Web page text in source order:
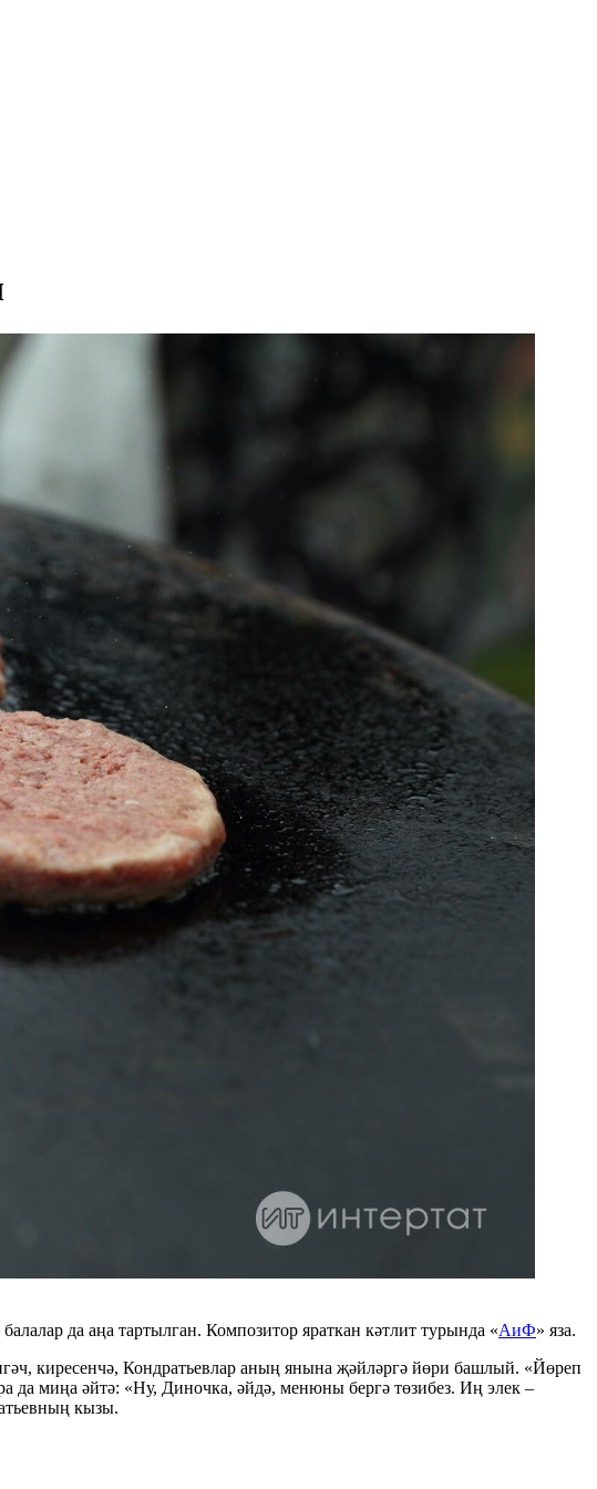
да аңа тартылган. Композитор яраткан кәтлит турында «АиФ» яза.
киресенчә, Кондратьевлар аның янына җәйләргә йөри башлый. «Йөреп
да миңа әйтә: «Ну, Диночка, әйдә, менюны бергә төзибез. Иң элек –
кызы.